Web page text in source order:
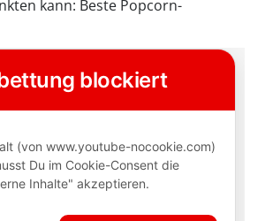
kann: Beste Popcorn-